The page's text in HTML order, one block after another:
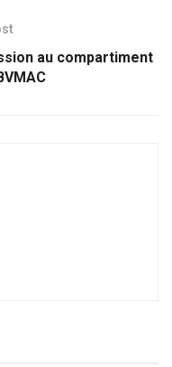
au compartiment